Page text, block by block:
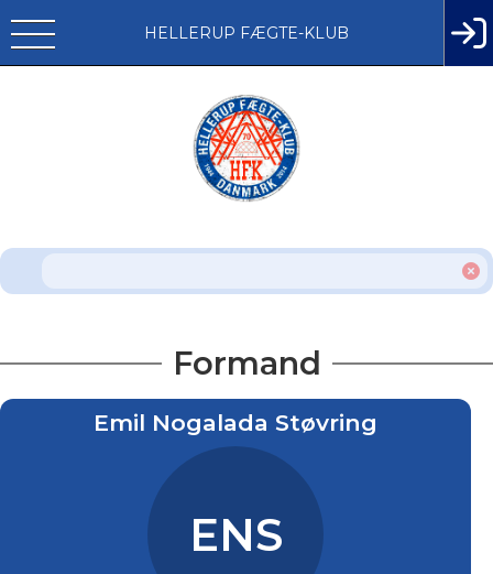
HELLERUP FÆGTE-KLUB
Formand
Emil Nogalada Støvring
ENS